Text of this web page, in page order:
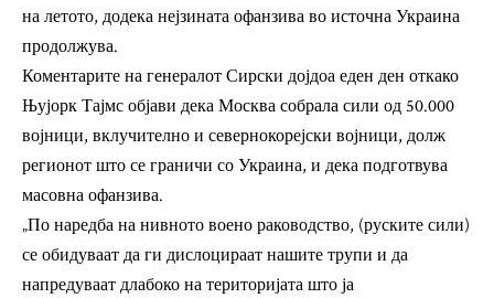
на летото, додека нејзината офанзива во источна Украина
продолжува.
Коментарите на генералот Сирски дојдоа еден ден откако
Њујорк Тајмс објави дека Москва собрала сили од 50.000
војници, вклучително и севернокорејски војници, долж
регионот што се граничи со Украина, и дека подготвува
масовна офанзива.
„По наредба на нивното воено раководство, (руските сили)
се обидуваат да ги дислоцираат нашите трупи и да
напредуваат длабоко на територијата што ја